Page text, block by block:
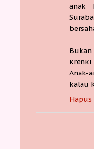
anak
krenki
kalau
Hapus